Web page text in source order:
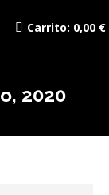
Carrito: 0,00 €
2020